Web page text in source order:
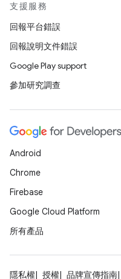
支援服務
回報平台錯誤
回報說明文件錯誤
Google Play support
參加研究調查
Android
Chrome
Firebase
Google Cloud Platform
所有產品
隱私權 授權 品牌宣傳指南